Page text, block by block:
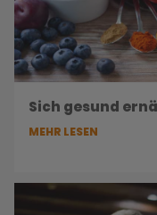
Sich gesund
MEHR LESEN